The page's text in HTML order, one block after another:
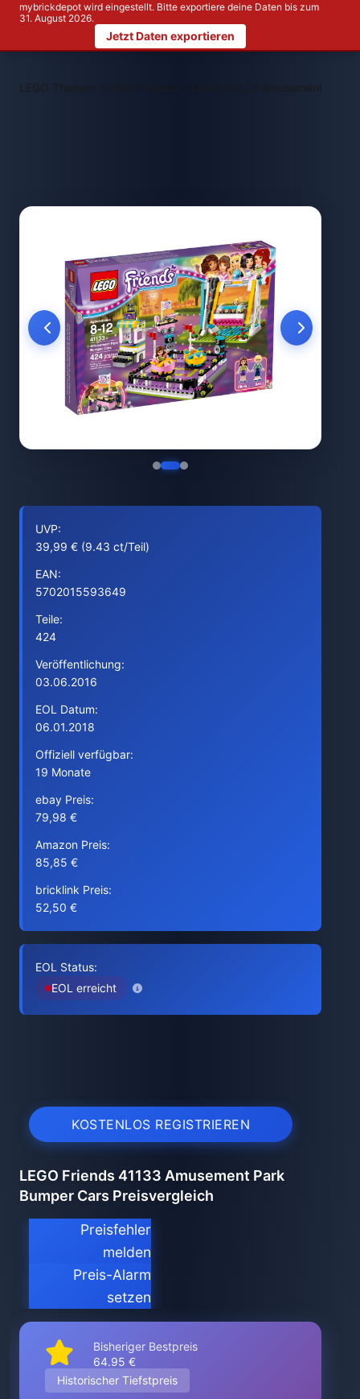
mybrickdepot wird eingestellt. Bitte exportiere deine Daten bis zum
31. August 2026.
Jetzt Daten exportieren
LEGO Themen > LEGO 41133 Amusement Park
UVP:
39,99 € (9.43 ct/Teil)
EAN:
5702015593649
Teile:
424
Veröffentlichung:
03.06.2016
EOL Datum:
06.01.2018
Offiziell verfügbar:
19 Monate
ebay Preis:
79,98 €
Amazon Preis:
85,85 €
bricklink Preis:
52,50 €
EOL Status:
EOL erreicht
KOSTENLOS REGISTRIEREN
LEGO Friends 41133 Amusement Park
Bumper Cars Preisvergleich
Preisfehler
melden
Preis-Alarm
setzen
Bisheriger Bestpreis
64.95 €
Historischer Tiefstpreis